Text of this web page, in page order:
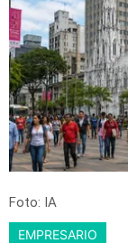
Foto: IA
EMPRESARIO